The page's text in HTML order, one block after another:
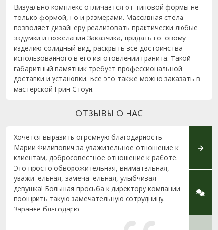
Визуально комплекс отличается от типовой формы не
только формой, но и размерами. Массивная стела
позволяет дизайнеру реализовать практически любые
задумки и пожелания Заказчика, придать готовому
изделию солидный вид, раскрыть все достоинства
использованного в его изготовлении гранита. Такой
габаритный памятник требует профессиональной
доставки и установки. Все это также можно заказать в
мастерской Грин-Стоун.
ОТЗЫВЫ О НАС
Хочется выразить огромную благодарность
Марии Филипович за уважительное отношение к
клиентам, добросовестное отношение к работе.
Это просто обворожительная, внимательная,
уважительная, замечательная, улыбчивая
девушка! Большая просьба к директору компании
поощрить такую замечательную сотрудницу.
Заранее благодарю.